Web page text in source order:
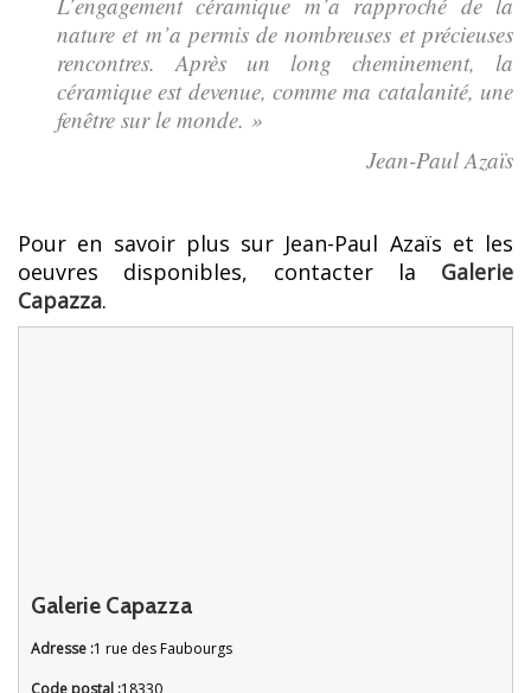
nature et m’a permis de nombreuses et précieuses
rencontres. Après un long cheminement, la
céramique est devenue, comme ma catalanité, une
fenêtre sur le monde. »
Jean-Paul Azaïs
Pour en savoir plus sur Jean-Paul Azaïs et les
oeuvres disponibles, contacter la Galerie
Capazza.
Galerie Capazza
Adresse :1 rue des Faubourgs